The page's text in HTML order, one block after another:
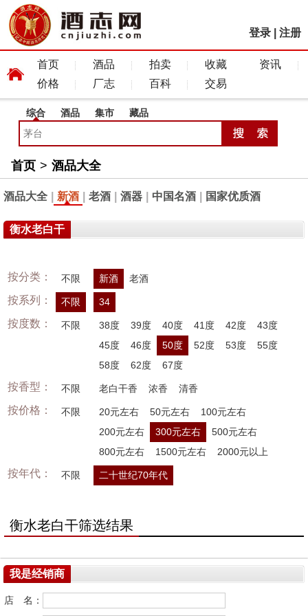
登录 注册
首页 酒品 拍卖 收藏
资讯
价格
厂志 百科 交易
综合 酒品 集市 藏品
首页 > 酒品大全
酒品大全 新酒 老酒 酒器 中国名酒 国家优质酒
衡水老白干
按分类： 不限 新酒 老酒
按系列： 不限 34
按度数： 不限 38度 39度 40度 41度 42度
43度
45度
46度 50度 52度 53度
55度
58度
62度 67度
按香型： 不限 老白干香 浓香 清香
按价格： 不限 20元左右 50元左右
100元左右
200元左右
300元左右
500元左右
800元左右
1500元左右 2000元以上
按年代： 不限 二十世纪70年代
衡水老白干筛选结果
我是经销商
店 名：